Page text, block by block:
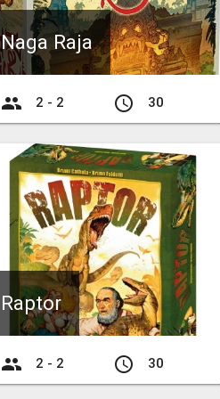
Naga Raja
group 2 - 2 access_time 30
Raptor
group 2 - 2 access_time 30